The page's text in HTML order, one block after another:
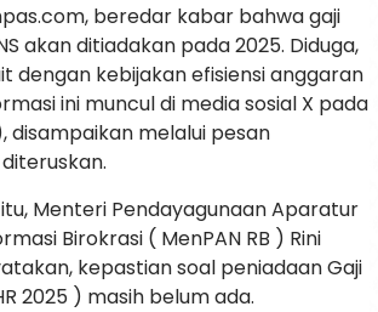
beredar kabar bahwa gaji
akan ditiadakan pada 2025. Diduga,
dengan kebijakan efisiensi anggaran
ini muncul di media sosial X pada
disampaikan melalui pesan
Menteri Pendayagunaan Aparatur
Birokrasi ( MenPAN RB ) Rini
kepastian soal peniadaan Gaji
2025 ) masih belum ada.